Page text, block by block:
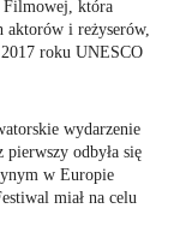
Filmowej, która
aktorów i reżyserów,
roku UNESCO
wydarzenie
odbyła się
w Europie
miał na celu